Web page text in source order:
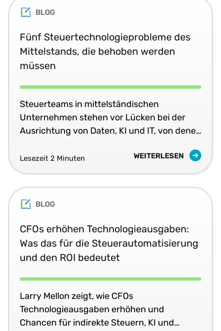
BLOG
Fünf Steuertechnologieprobleme des
Mittelstands, die behoben werden
müssen
Steuerteams in mittelständischen
Unternehmen stehen vor Lücken bei der
Ausrichtung von Daten, KI und IT, von denen
ROI eingeschränkt werden.
Lesezeit 2 Minuten WEITERLESEN
BLOG
CFOs erhöhen Technologieausgaben:
Was das für die Steuerautomatisierung
und den ROI bedeutet
Larry Mellon zeigt, wie CFOs
Technologieausgaben erhöhen und
Chancen für indirekte Steuern, KI und